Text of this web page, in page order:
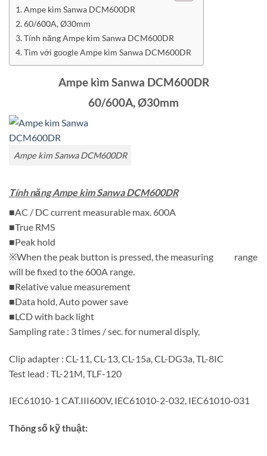
Ampe kìm Sanwa DCM600DR
60/600A, Ø30mm
Tính năng Ampe kìm Sanwa DCM600DR
Tìm với google Ampe kìm Sanwa DCM600DR
Ampe kìm Sanwa DCM600DR
60/600A, Ø30mm
Ampe kìm Sanwa DCM600DR
Tính năng Ampe kìm Sanwa DCM600DR
■AC / DC current measurable max. 600A
■True RMS
■Peak hold
※When the peak button is pressed, the measuring range
will be fixed to the 600A range.
■Relative value measurement
■Data hold, Auto power save
■LCD with back light
Sampling rate : 3 times / sec. for numeral disply,
Clip adapter : CL-11, CL-13, CL-15a, CL-DG3a, TL-8IC
Test lead : TL-21M, TLF-120
IEC61010-1 CAT.III600V, IEC61010-2-032, IEC61010-031
Thông số kỹ thuật: